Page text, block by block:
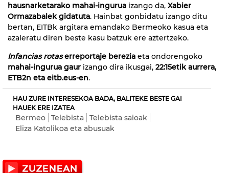
hausnarketarako mahai-ingurua izango da, Xabier
Ormazabalek gidatuta. Hainbat gonbidatu izango ditu
bertan, EITBk argitara emandako Bermeoko kasua eta
azaleratu diren beste kasu batzuk ere aztertzeko.
Infancias rotaserreportaje berezia eta ondorengoko
mahai-ingurua gaur izango dira ikusgai, 22:15etik aurrera,
ETB2n eta eitb.eus-en.
HAU ZURE INTERESEKOA BADA, BALITEKE BESTE GAI
HAUEK ERE IZATEA
Bermeo Telebista
Telebista saioak
Eliza Katolikoa eta abusuak